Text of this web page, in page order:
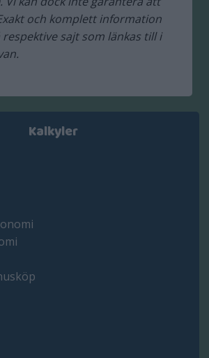
och komplett information
sajt som länkas till i
Kalkyler